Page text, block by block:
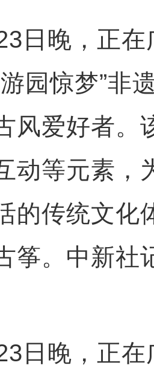
晚，正在
园惊梦”非
风爱好者。
动等元素，
的传统文化
筝。中新社
晚，正在